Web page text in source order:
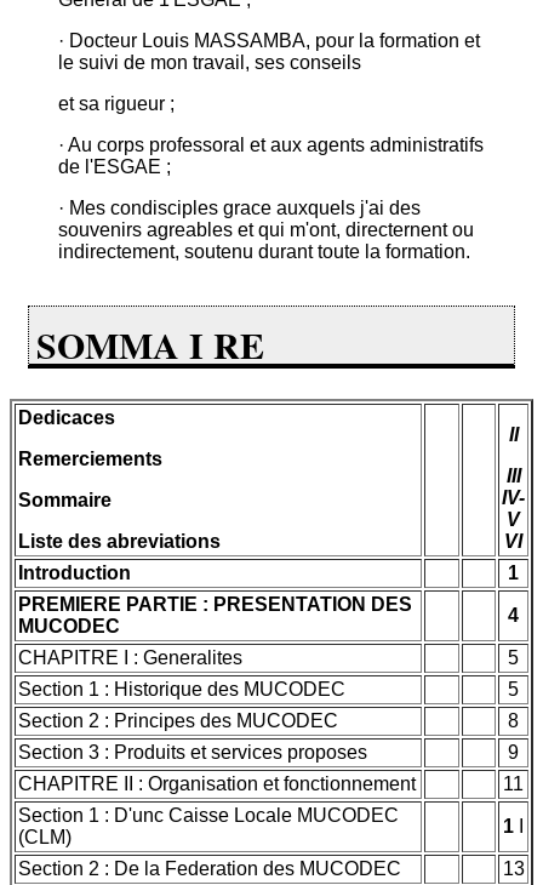
· Docteur Louis MASSAMBA, pour la formation et
le suivi de mon travail, ses conseils
et sa rigueur ;
· Au corps professoral et aux agents administratifs
de l'ESGAE ;
· Mes condisciples grace auxquels j'ai des
souvenirs agreables et qui m'ont, directernent ou
indirectement, soutenu durant toute la formation.
SOMMA I RE
Dedicaces
Remerciements
Sommaire
Liste des abreviations
II
III
IV-
V
VI
Introduction
1
PREMIERE PARTIE : PRESENTATION DES
MUCODEC
4
CHAPITRE I : Generalites
5
Section 1 : Historique des MUCODEC
5
Section 2 : Principes des MUCODEC
8
Section 3 : Produits et services proposes
9
CHAPITRE II : Organisation et fonctionnement
11
Section 1 : D'unc Caisse Locale MUCODEC
(CLM)
1
Section 2 : De la Federation des MUCODEC
13